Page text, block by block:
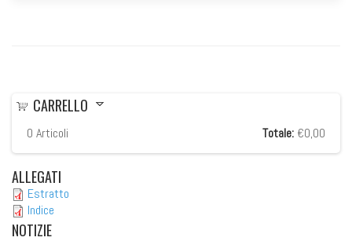
CARRELLO
0 Articoli Totale: €0,00
ALLEGATI
Estratto
Indice
NOTIZIE